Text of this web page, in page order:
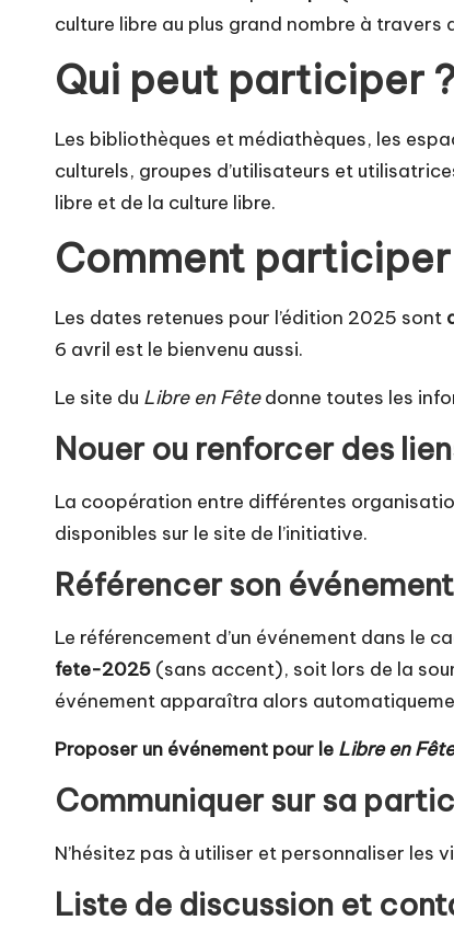
culture libre au plus grand nombre à
Qui peut participer
Les bibliothèques et médiathèques, les
culturels, groupes d’utilisateurs et
libre et de la culture libre.
Comment
Les dates retenues pour l’édition 2025 sont
6 avril est le bienvenu aussi.
Le site du Libre en Fêtedonne toutes les
Nouer ou renforcer des
La coopération entre différentes
disponibles sur le site de l’initiative.
Référencer son événement
Le référencement d’un événement dans le
fete-2025 (sans accent), soit lors de la
événement apparaîtra alors
Proposer un événement pour le Libre en Fête
Communiquer sur sa
N’hésitez pas à utiliser et personnaliser les
Liste de discussion et